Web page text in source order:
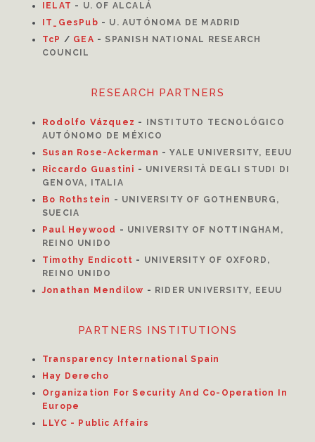
ELAT - U. OF ALCALÁ
IT_GesPub - U. AUTÓNOMA DE MADRID
TcP / GEA - SPANISH NATIONAL RESEARCH
COUNCIL
RESEARCH PARTNERS
Rodolfo Vázquez -
INSTITUTO TECNOLÓGICO
AUTÓNOMO DE MÉXICO
Susan Rose-Ackerman -YALE UNIVERSITY, EEUU
Riccardo Guastini - UNIVERSITÀ DEGLI STUDI DI
GENOVA, ITALIA
Bo Rothstein - UNIVERSITY OF GOTHENBURG,
SUECIA
Paul Heywood - UNIVERSITY OF NOTTINGHAM,
REINO UNIDO
Timothy Endicott - UNIVERSITY OF OXFORD,
REINO UNIDO
Jonathan Mendilow - RIDER UNIVERSITY, EEUU
PARTNERS INSTITUTIONS
Transparency International Spain
Hay Derecho
Organization For Security And Co-Operation In
Europe
LLYC - Public Affairs